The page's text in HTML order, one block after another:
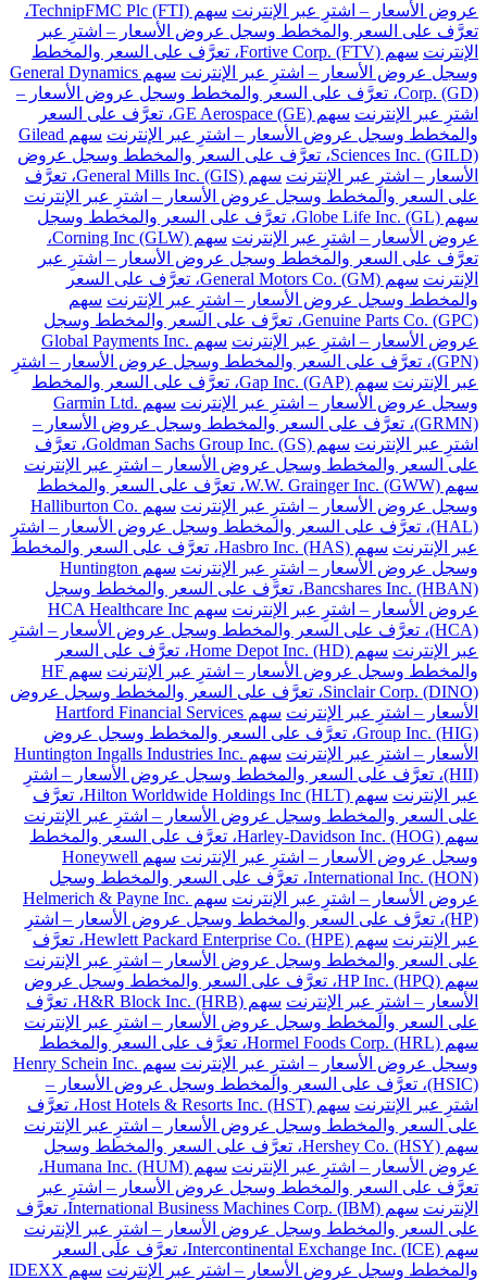
عروض الأسعار – اشترِ عبر الإنترنت
سهم TechnipFMC Plc (FTI)،
تعرَّف على السعر والمخطط وسجل عروض الأسعار – اشترِ عبر
الإنترنت
سهم Fortive Corp. (FTV)، تعرَّف على السعر والمخطط
وسجل عروض الأسعار – اشترِ عبر الإنترنت
سهم General Dynamics
Corp. (GD)، تعرَّف على السعر والمخطط وسجل عروض الأسعار –
اشترِ عبر الإنترنت
سهم GE Aerospace (GE)، تعرَّف على السعر
والمخطط وسجل عروض الأسعار – اشترِ عبر الإنترنت
سهم Gilead
Sciences Inc. (GILD)، تعرَّف على السعر والمخطط وسجل عروض
الأسعار – اشترِ عبر الإنترنت
سهم General Mills Inc. (GIS)، تعرَّف
على السعر والمخطط وسجل عروض الأسعار – اشترِ عبر الإنترنت
سهم Globe Life Inc. (GL)، تعرَّف على السعر والمخطط وسجل
عروض الأسعار – اشترِ عبر الإنترنت
سهم Corning Inc (GLW)،
تعرَّف على السعر والمخطط وسجل عروض الأسعار – اشترِ عبر
الإنترنت
سهم General Motors Co. (GM)، تعرَّف على السعر
والمخطط وسجل عروض الأسعار – اشترِ عبر الإنترنت سهم
Genuine Parts Co. (GPC)، تعرَّف على السعر والمخطط وسجل
عروض الأسعار – اشترِ عبر الإنترنت
سهم Global Payments Inc.
(GPN)، تعرَّف على السعر والمخطط وسجل عروض الأسعار – اشترِ
عبر الإنترنت
سهم Gap Inc. (GAP)، تعرَّف على السعر والمخطط
وسجل عروض الأسعار – اشترِ عبر الإنترنت
سهم Garmin Ltd.
(GRMN)، تعرَّف على السعر والمخطط وسجل عروض الأسعار –
اشترِ عبر الإنترنت
سهم Goldman Sachs Group Inc. (GS)، تعرَّف
على السعر والمخطط وسجل عروض الأسعار – اشترِ عبر الإنترنت
سهم W.W. Grainger Inc. (GWW)، تعرَّف على السعر والمخطط
وسجل عروض الأسعار – اشترِ عبر الإنترنت
سهم Halliburton Co.
(HAL)، تعرَّف على السعر والمخطط وسجل عروض الأسعار – اشترِ
عبر الإنترنت
سهم Hasbro Inc. (HAS)، تعرَّف على السعر والمخطط
وسجل عروض الأسعار – اشترِ عبر الإنترنت
سهم Huntington
Bancshares Inc. (HBAN)، تعرَّف على السعر والمخطط وسجل
عروض الأسعار – اشترِ عبر الإنترنت
سهم HCA Healthcare Inc
(HCA)، تعرَّف على السعر والمخطط وسجل عروض الأسعار – اشترِ
عبر الإنترنت
سهم Home Depot Inc. (HD)، تعرَّف على السعر
والمخطط وسجل عروض الأسعار – اشترِ عبر الإنترنت
سهم HF
Sinclair Corp. (DINO)، تعرَّف على السعر والمخطط وسجل عروض
الأسعار – اشترِ عبر الإنترنت
سهم Hartford Financial Services
Group Inc. (HIG)، تعرَّف على السعر والمخطط وسجل عروض
الأسعار – اشترِ عبر الإنترنت
سهم Huntington Ingalls Industries Inc.
(HII)، تعرَّف على السعر والمخطط وسجل عروض الأسعار – اشترِ
عبر الإنترنت
سهم Hilton Worldwide Holdings Inc (HLT)، تعرَّف
على السعر والمخطط وسجل عروض الأسعار – اشترِ عبر الإنترنت
سهم Harley-Davidson Inc. (HOG)، تعرَّف على السعر والمخطط
وسجل عروض الأسعار – اشترِ عبر الإنترنت
سهم Honeywell
International Inc. (HON)، تعرَّف على السعر والمخطط وسجل
عروض الأسعار – اشترِ عبر الإنترنت
سهم Helmerich & Payne Inc.
(HP)، تعرَّف على السعر والمخطط وسجل عروض الأسعار – اشترِ
عبر الإنترنت
سهم Hewlett Packard Enterprise Co. (HPE)، تعرَّف
على السعر والمخطط وسجل عروض الأسعار – اشترِ عبر الإنترنت
سهم HP Inc. (HPQ)، تعرَّف على السعر والمخطط وسجل عروض
الأسعار – اشترِ عبر الإنترنت
سهم H&R Block Inc. (HRB)، تعرَّف
على السعر والمخطط وسجل عروض الأسعار – اشترِ عبر الإنترنت
سهم Hormel Foods Corp. (HRL)، تعرَّف على السعر والمخطط
وسجل عروض الأسعار – اشترِ عبر الإنترنت
سهم Henry Schein Inc.
(HSIC)، تعرَّف على السعر والمخطط وسجل عروض الأسعار –
اشترِ عبر الإنترنت
سهم Host Hotels & Resorts Inc. (HST)، تعرَّف
على السعر والمخطط وسجل عروض الأسعار – اشترِ عبر الإنترنت
سهم Hershey Co. (HSY)، تعرَّف على السعر والمخطط وسجل
عروض الأسعار – اشترِ عبر الإنترنت
سهم Humana Inc. (HUM)،
تعرَّف على السعر والمخطط وسجل عروض الأسعار – اشترِ عبر
الإنترنت
سهم International Business Machines Corp. (IBM)، تعرَّف
على السعر والمخطط وسجل عروض الأسعار – اشترِ عبر الإنترنت
سهم Intercontinental Exchange Inc. (ICE)، تعرَّف على السعر
والمخطط وسجل عروض الأسعار – اشترِ عبر الإنترنت
سهم IDEXX